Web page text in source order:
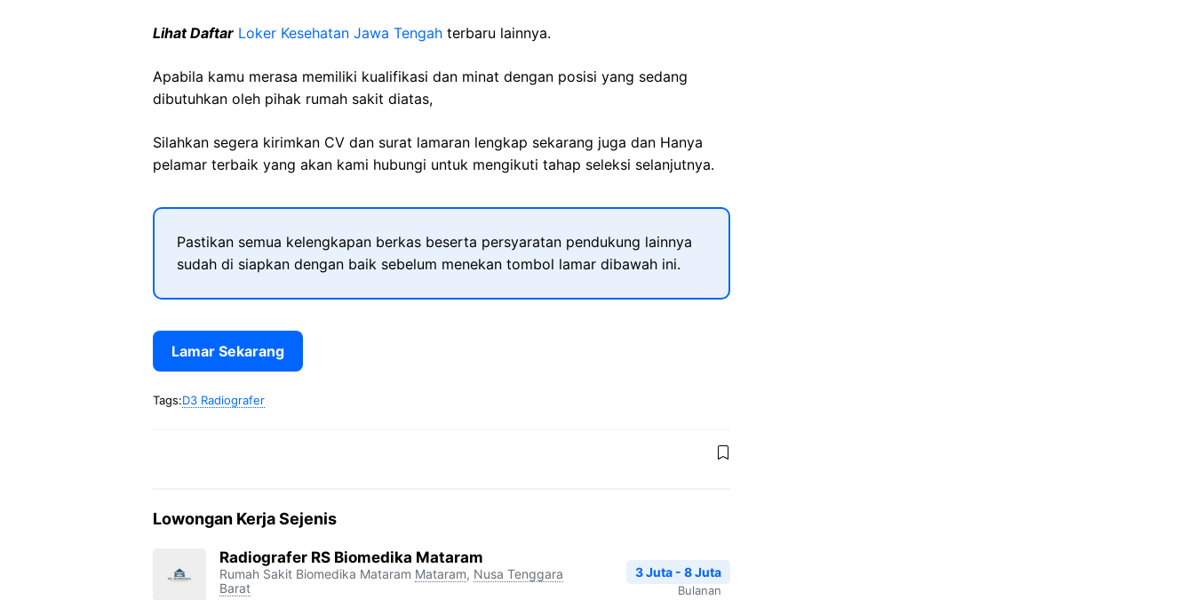
Lihat Daftar Loker Kesehatan Jawa Tengah terbaru lainnya.
Apabila kamu merasa memiliki kualifikasi dan minat dengan posisi yang sedang
dibutuhkan oleh pihak rumah sakit diatas,
Silahkan segera kirimkan CV dan surat lamaran lengkap sekarang juga dan Hanya
pelamar terbaik yang akan kami hubungi untuk mengikuti tahap seleksi selanjutnya.
Pastikan semua kelengkapan berkas beserta persyaratan pendukung lainnya
sudah di siapkan dengan baik sebelum menekan tombol lamar dibawah ini.
Lamar Sekarang
Tags:D3 Radiografer
Lowongan Kerja Sejenis
Radiografer RS Biomedika Mataram
Rumah Sakit Biomedika Mataram Mataram, Nusa Tenggara
Barat
3 Juta - 8 Juta
Bulanan